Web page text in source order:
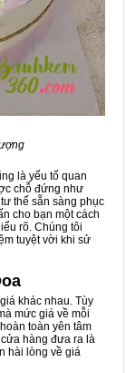
là yếu tố quan
chỗ đứng như
thế sẵn sàng phục
cho bạn một cách
rõ. Chúng tôi
tuyệt vời khi sử
khác nhau. Tùy
mức giá về mỗi
toàn yên tâm
hàng đưa ra là
hài lòng về giá